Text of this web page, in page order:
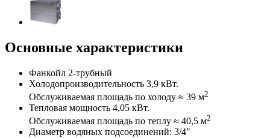
Основные характеристики
Фанкойл 2-трубный
Холодопроизводительность 3,9 кВт.
Обслуживаемая площадь по холоду ≈ 39 м2
Тепловая мощность 4,05 кВт.
Обслуживаемая площадь по теплу ≈ 40,5 м2
Диаметр водяных подсоединений: 3/4″